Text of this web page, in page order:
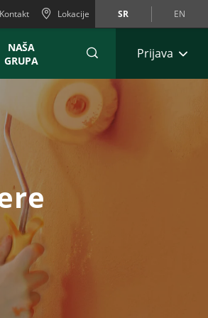
Kontakt Lokacije SR EN
NAŠA
GRUPA
Prijava